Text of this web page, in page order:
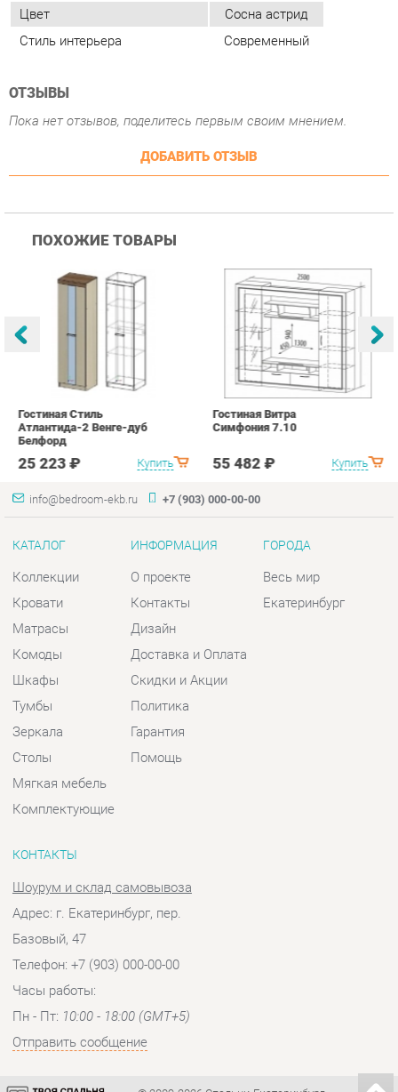
ДОБАВИТЬ ОТЗЫВ
ПОХОЖИЕ ТОВАРЫ
Купить
Атлантида-2 Венге-дуб
Купить
Симфония 7.10
55 482 ₽
info@bedroom-ekb.ru +7 (903) 000-00-00
КАТАЛОГ
Коллекции
Кровати
Матрасы
Комоды
Шкафы
Тумбы
Зеркала
Столы
Мягкая мебель
ИНФОРМАЦИЯ
О проекте
Дизайн
Доставка и Оплата
Скидки и Акции
Политика
Гарантия
Помощь
ГОРОДА
Весь мир
КОНТАКТЫ
Адрес: г. Екатеринбург, пер.
Часы работы:
© 2009-2026 Спальни-Екатеринбург